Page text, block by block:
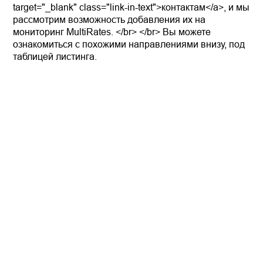
target="_blank" class="link-in-text">контактам</a>, и мы
рассмотрим возможность добавления их на
мониторинг MultiRates. </br> </br> Вы можете
ознакомиться с похожими направлениями внизу, под
таблицей листинга.